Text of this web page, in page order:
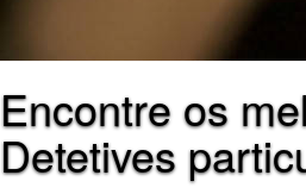
Encontre os
Detetives